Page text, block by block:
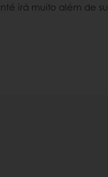
irá muito além de